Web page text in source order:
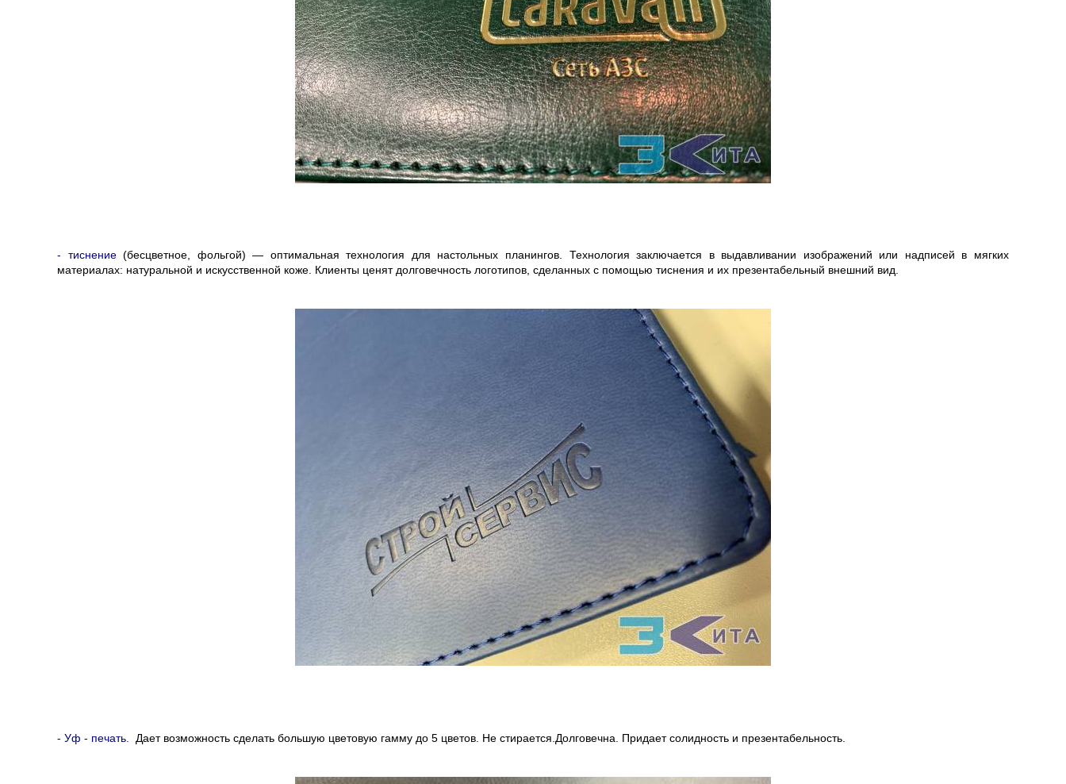
- тиснение(бесцветное, фольгой) — оптимальная технология для настольных планингов. Технология заключается в выдавливании изображений или надписей в мягких
материалах: натуральной и искусственной коже. Клиенты ценят долговечность логотипов, сделанных с помощью тиснения и их презентабельный внешний вид.
- Уф - печать. Дает возможность сделать большую цветовую гамму до 5 цветов. Не стирается.Долговечна. Придает солидность и презентабельность.